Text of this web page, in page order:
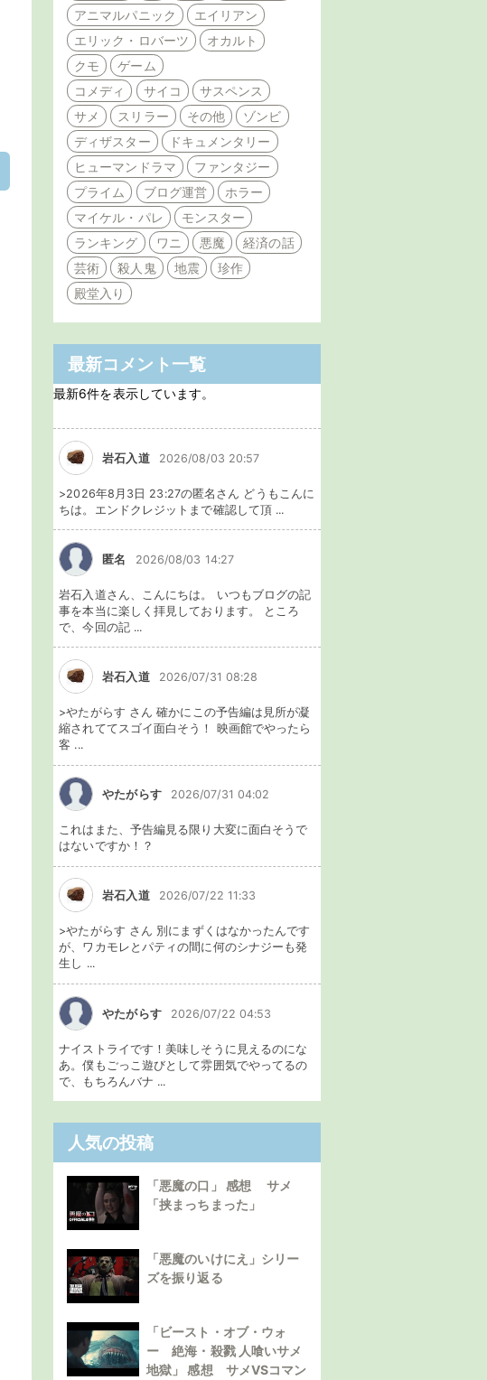
アニマルパニック
エイリアン
エリック・ロバーツ
オカルト
クモ
ゲーム
コメディ
サイコ
サスペンス
サメ
スリラー その他
ゾンビ
ディザスター
ドキュメンタリー
ヒューマンドラマ
ファンタジー
プライム
ブログ運営
ホラー
マイケル・パレ
モンスター
ランキング
ワニ 悪魔
経済の話
芸術
殺人鬼 地震
珍作
殿堂入り
最新コメント一覧
最新6件を表示しています。
岩石入道 2026/08/03 20:57
>2026年8月3日 23:27の匿名さん どうもこんに
ちは。エンドクレジットまで確認して頂 ...
匿名 2026/08/03 14:27
岩石入道さん、こんにちは。 いつもブログの記
事を本当に楽しく拝見しております。 ところ
で、今回の記 ...
岩石入道 2026/07/31 08:28
>やたがらす さん 確かにこの予告編は見所が凝
縮されててスゴイ面白そう！ 映画館でやったら
客 ...
やたがらす 2026/07/31 04:02
これはまた、予告編見る限り大変に面白そうで
はないですか！？
岩石入道 2026/07/22 11:33
>やたがらす さん 別にまずくはなかったんです
が、ワカモレとパティの間に何のシナジーも発
生し ...
やたがらす 2026/07/22 04:53
ナイストライです！美味しそうに見えるのにな
あ。僕もごっこ遊びとして雰囲気でやってるの
で、もちろんバナ ...
人気の投稿
「悪魔の口」 感想 サメ
「挟まっちまった」
「悪魔のいけにえ」シリー
ズを振り返る
「ビースト・オブ・ウォ
ー 絶海・殺戮 人喰いサメ
地獄」 感想 サメVSコマン